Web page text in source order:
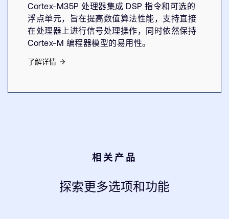
Cortex-M35P 处理器集成 DSP 指令和可选的
浮点单元，旨在提高数值算法性能，支持直接
在处理器上进行信号处理操作，同时依然保持
Cortex-M 编程器模型的易用性。
了解详情
相关产品
探索更多选项和功能